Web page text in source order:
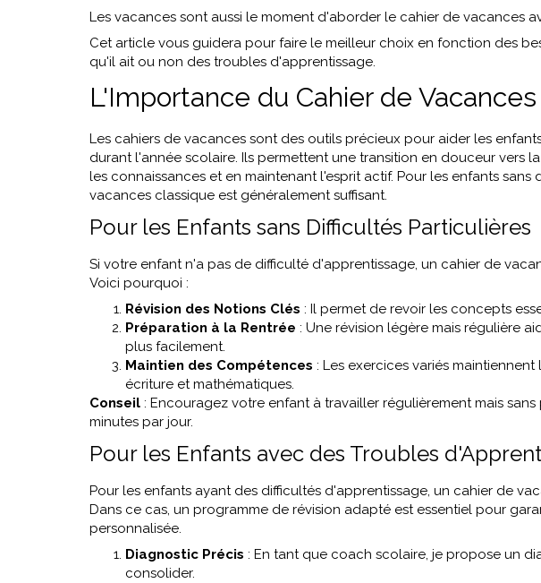
Les vacances sont aussi le moment d'aborder le cahier de vacances
Cet article vous guidera pour faire le meilleur choix en fonction des
qu'il ait ou non des troubles d'apprentissage.
L'Importance du Cahier de Vacances
Les cahiers de vacances sont des outils précieux pour aider les
durant l'année scolaire. Ils permettent une transition en douceur vers
les connaissances et en maintenant l'esprit actif. Pour les enfants
vacances classique est généralement suffisant.
Pour les Enfants sans Difficultés Particulières
Si votre enfant n'a pas de difficulté d'apprentissage, un cahier de
Voici pourquoi :
Révision des Notions Clés : Il permet de revoir les concepts
Préparation à la Rentrée : Une révision légère mais régulière
plus facilement.
Maintien des Compétences : Les exercices variés
écriture et mathématiques.
Conseil : Encouragez votre enfant à travailler régulièrement mais sans
minutes par jour.
Pour les Enfants avec des Troubles
Pour les enfants ayant des difficultés d'apprentissage, un cahier de
Dans ce cas, un programme de révision adapté est essentiel pour
personnalisée.
Diagnostic Précis : En tant que coach scolaire, je propose un
consolider.